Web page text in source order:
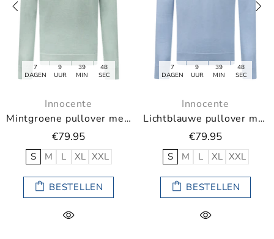
7
DAGEN
9
UUR
39
MIN
47
SEC
Innocente
Mintgroene pullover met V-neck
€79.95
S M L XL XXL
BESTELLEN
7
DAGEN
9
UUR
39
MIN
48
SEC
Innocente
Lichtblauwe pullover met V-neck
€79.95
S M L XL XXL
BESTELLEN